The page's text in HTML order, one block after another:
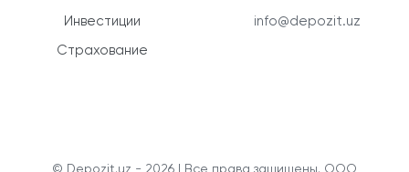
Инвестиции
Страхование
info@depozit.uz
© Depozit.uz - 2026 | Все права защищены. ООО